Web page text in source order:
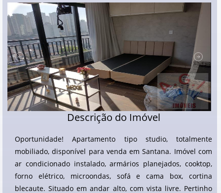
Descrição do Imóvel
Oportunidade! Apartamento tipo studio, totalmente
mobiliado, disponível para venda em Santana. Imóvel com
ar condicionado instalado, armários planejados, cooktop,
forno elétrico, microondas, sofá e cama box, cortina
blecaute. Situado em andar alto, com vista livre. Pertinho